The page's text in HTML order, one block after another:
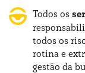
Todos os
todos os
rotina e
gestão da